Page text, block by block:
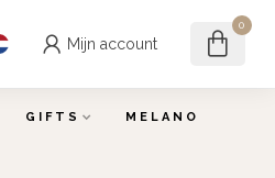
Mijn account
0
GIFTS MELANO